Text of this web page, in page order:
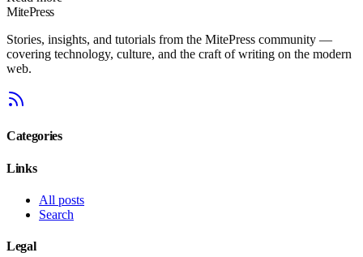
MitePress
Stories, insights, and tutorials from the MitePress community —
covering technology, culture, and the craft of writing on the modern
web.
Categories
Links
All posts
Search
Legal